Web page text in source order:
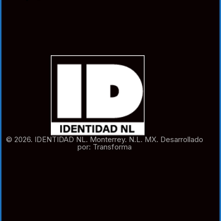
© 2026. IDENTIDAD NL. Monterrey. N.L. MX. Desarrollado
por: Transforma